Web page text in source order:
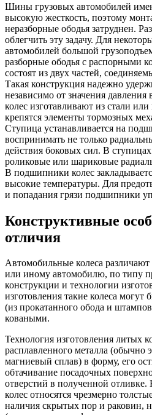
Шины грузовых автомобилей
высокую жесткость, поэтому
неразборные ободья затруднен.
облегчить эту задачу. Для
автомобилей большой
разборные ободья с распорными
состоят из двух частей,
Такая конструкция надежно
независимо от значения
колес изготавливают из стали
крепятся элементы тормозных
Ступица устанавливается на
воспринимать не только
действия боковых сил. В
роликовые или шариковые
В подшипники колес
высокие температуры. Для
и попадания грязи подшипники
Конструктивные
отличия
Автомобильные колеса
или иному автомобилю, по типу
конструкции и технологии
изготовления такие колеса
(из прокатанного обода и
коваными.
Технология изготовления литых
расплавленного металла
магниевый сплав) в форму, его
обтачивание посадочных
отверстий в полученной отливке.
колес относятся чрезмерно
наличия скрытых пор и раковин,